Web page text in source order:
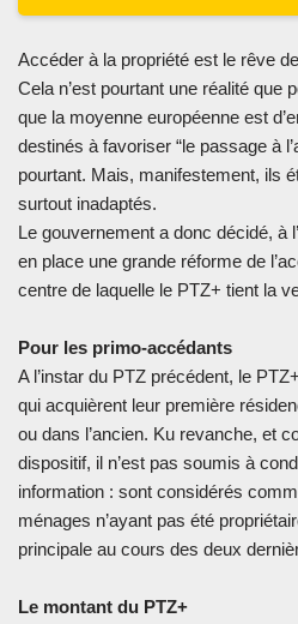
Accéder à la propriété est le rêve
Cela n’est pourtant une réalité que
que la moyenne européenne est
destinés à favoriser “le passage à
pourtant. Mais, manifestement, ils
surtout inadaptés.
Le gouvernement a donc décidé, à
en place une grande réforme de
centre de laquelle le PTZ+ tient la
Pour les primo-accédants
A l’instar du PTZ précédent, le
qui acquièrent leur première
ou dans l’ancien. Ku revanche, et
dispositif, il n’est pas soumis à
information : sont considérés
ménages n’ayant pas été
principale au cours des deux
Le montant du PTZ+